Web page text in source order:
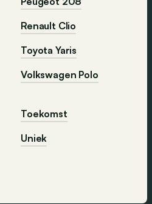
Renault Clio
Toyota Yaris
Volkswagen Polo
Toekomst
Uniek